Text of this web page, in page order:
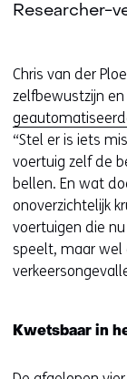
Researcher-
Chris van der
zelfbewustzijn
“Stel er is iets
voertuig zelf de
bellen. En wat
onoverzichtelijk
voertuigen die
speelt, maar wel
Kwetsbaar in